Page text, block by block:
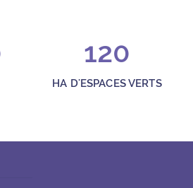
120
HA D'ESPACES VERTS